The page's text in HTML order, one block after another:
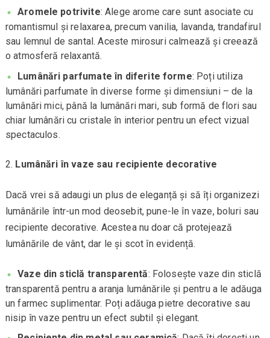
Aromele potrivite: Alege arome care sunt asociate cu
romantismul și relaxarea, precum vanilia, lavanda, trandafirul
sau lemnul de santal. Aceste mirosuri calmează și creează
o atmosferă relaxantă.
Lumânări parfumate în diferite forme: Poți utiliza
lumânări parfumate în diverse forme și dimensiuni – de la
lumânări mici, până la lumânări mari, sub formă de flori sau
chiar lumânări cu cristale în interior pentru un efect vizual
spectaculos.
Lumânări în vaze sau recipiente decorative
Dacă vrei să adaugi un plus de eleganță și să îți organizezi
lumânările într-un mod deosebit, pune-le în vaze, boluri sau
recipiente decorative. Acestea nu doar că protejează
lumânările de vânt, dar le și scot în evidență.
Vaze din sticlă transparentă: Folosește vaze din sticlă
transparentă pentru a aranja lumânările și pentru a le adăuga
un farmec suplimentar. Poți adăuga pietre decorative sau
nisip în vaze pentru un efect subtil și elegant.